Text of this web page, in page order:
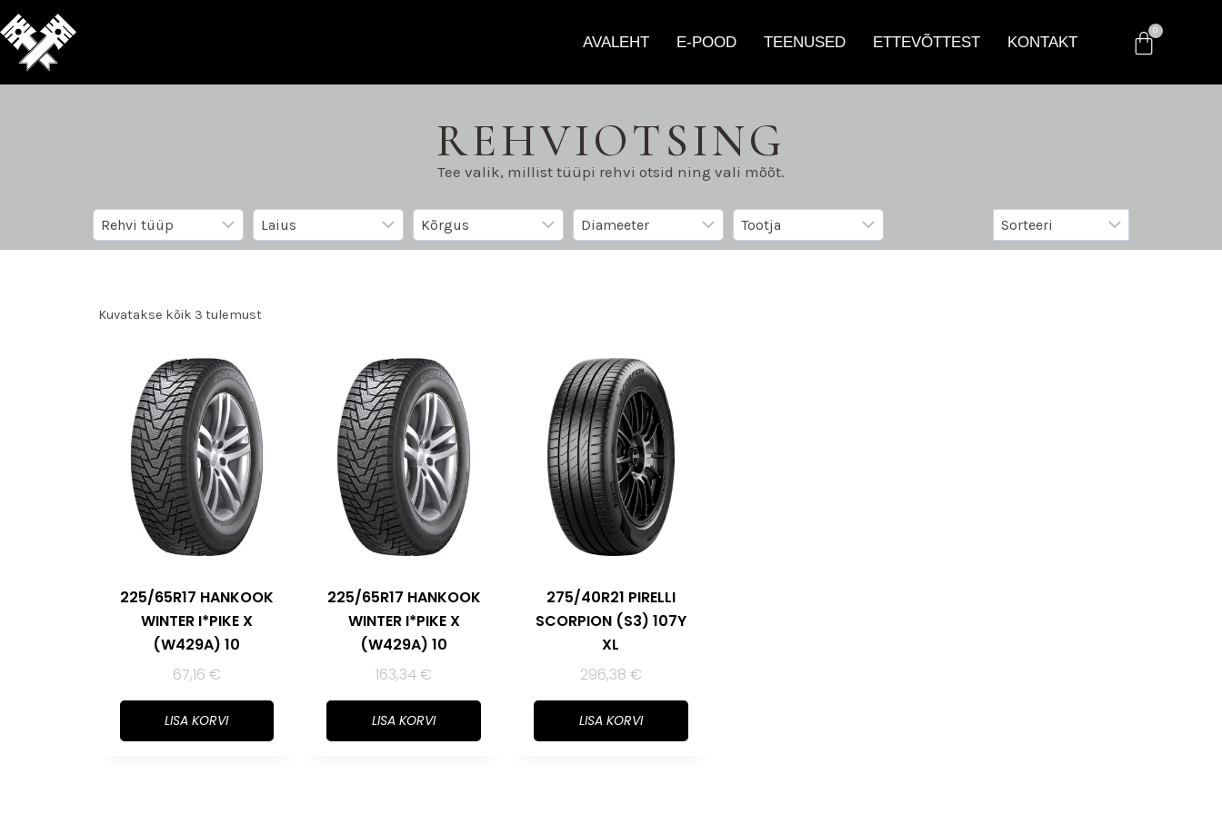
AVALEHT E-POOD TEENUSED ETTEVÕTTEST KONTAKT
REHVIOTSING
Tee valik, millist tüüpi rehvi otsid ning vali mõõt.
Kuvatakse kõik 3 tulemust
225/65R17 HANKOOK
WINTER I*PIKE X
(W429A) 10
67,16 €
LISA KORVI
225/65R17 HANKOOK
WINTER I*PIKE X
(W429A) 10
163,34€
LISA KORVI
275/40R21 PIRELLI
SCORPION (S3) 107Y
XL
296,38 €
LISA KORVI